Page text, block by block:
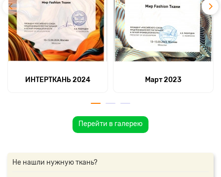
ИНТЕРТКАНЬ 2024 Март 2023
Перейти в галерею
Не нашли нужную ткань?